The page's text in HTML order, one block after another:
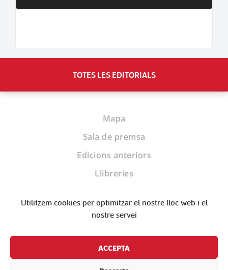
Utilitzem cookies per optimitzar el nostre lloc web i el
nostre servei
ACCEPTA
TOTES LES EDITORIALS
Mapa
Sala de premsa
Edicions anteriors
Llibreries
Editorials